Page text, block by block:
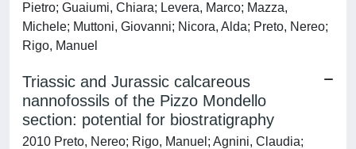
Pietro; Guaiumi, Chiara; Levera, Marco; Mazza,
Michele; Muttoni, Giovanni; Nicora, Alda; Preto, Nereo;
Rigo, Manuel
Triassic and Jurassic calcareous
nannofossils of the Pizzo Mondello
section: potential for biostratigraphy
2010 Preto, Nereo; Rigo, Manuel; Agnini, Claudia;